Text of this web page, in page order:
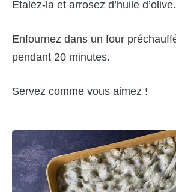
Etalez-la et arrosez d’huile d’olive.
Enfournez dans un four
pendant 20 minutes.
Servez comme vous aimez !